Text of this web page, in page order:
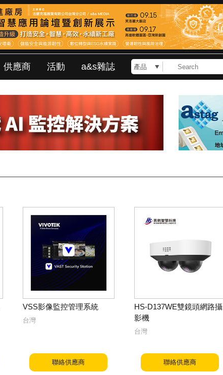
供應商 活動 a&s雜誌
VSS影像監控管理系統
台灣
聯絡供應商
HS-D137WE雙鏡頭網路攝
影機
台灣
聯絡供應商